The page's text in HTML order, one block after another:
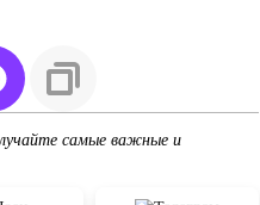
самые важные и